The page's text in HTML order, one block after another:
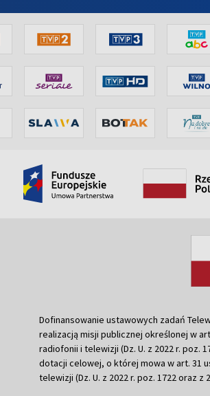
Dofinansowanie ustawowych zadań
realizacją misji publicznej określonej w
radiofonii i telewizji (Dz. U. z 2022 r. poz.
dotacji celowej, o której mowa w art. 31
telewizji (Dz. U. z 2022 r. poz. 1722 oraz z